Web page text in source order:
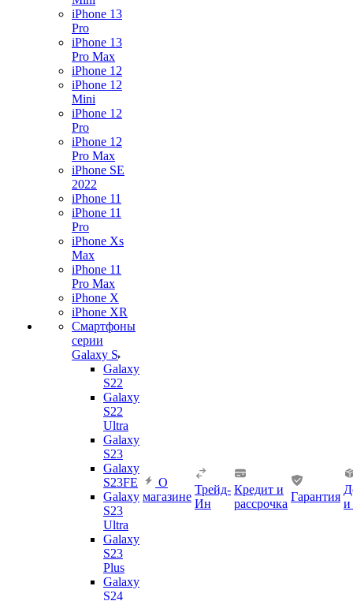
iPhone 13
Pro
iPhone 13
Pro Max
iPhone 12
iPhone 12
Mini
iPhone 12
Pro
iPhone 12
Pro Max
iPhone SE
2022
iPhone 11
iPhone 11
Pro
iPhone Xs
Max
iPhone 11
Pro Max
iPhone X
iPhone XR
Смартфоны
серии
Galaxy S
Galaxy
S22
Galaxy
S22
Ultra
Galaxy
S23
Galaxy
S23FE
Galaxy
S23
Ultra
Galaxy
S23
Plus
Galaxy
S24
О
магазине
Трейд-
Ин
Кредит и
рассрочка
Гарантия
и